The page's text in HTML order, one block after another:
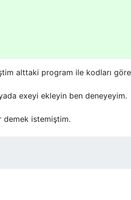
alttaki program ile kodları
exeyi ekleyin ben deneyeyim.
istemiştim.